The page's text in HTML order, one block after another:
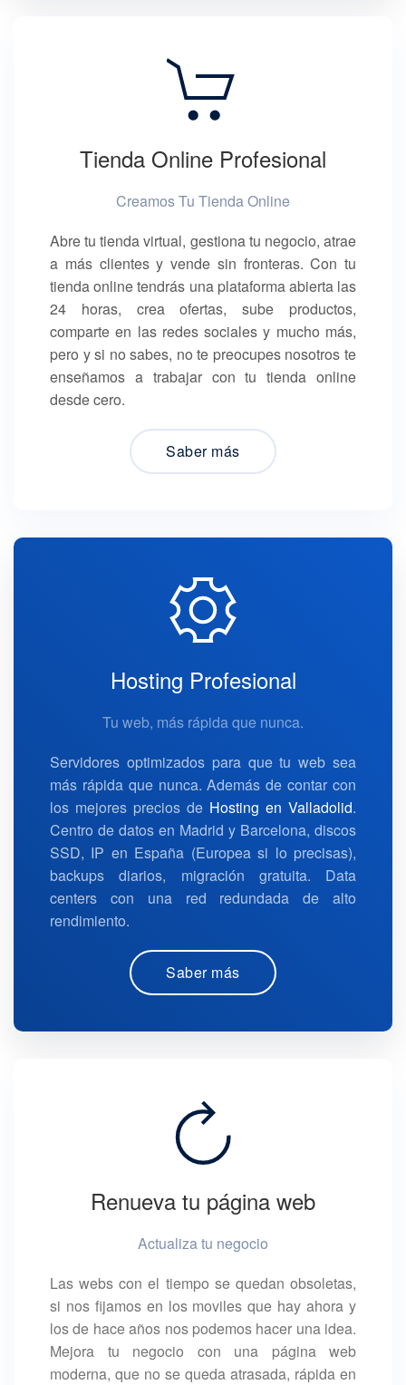
Tienda Online Profesional
Creamos Tu Tienda Online
Abre tu tienda virtual, gestiona tu negocio, atrae
a más clientes y vende sin fronteras. Con tu
tienda online tendrás una plataforma abierta las
24 horas, crea ofertas, sube productos,
comparte en las redes sociales y mucho más,
pero y si no sabes, no te preocupes nosotros te
enseñamos a trabajar con tu tienda online
desde cero.
Saber más
Hosting Profesional
Tu web, más rápida que nunca.
Servidores optimizados para que tu web sea
más rápida que nunca. Además de contar con
los mejores precios de Hosting en Valladolid.
Centro de datos en Madrid y Barcelona, discos
SSD, IP en España (Europea si lo precisas),
backups diarios, migración gratuita. Data
centers con una red redundada de alto
rendimiento.
Saber más
Renueva tu página web
Actualiza tu negocio
Las webs con el tiempo se quedan obsoletas,
si nos fijamos en los moviles que hay ahora y
los de hace años nos podemos hacer una idea.
Mejora tu negocio con una página web
moderna, que no se queda atrasada, rápida en